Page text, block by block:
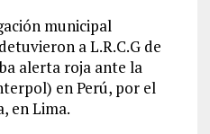
municipal
a L.R.C.G de
alerta roja ante la
en Perú, por el
en Lima.